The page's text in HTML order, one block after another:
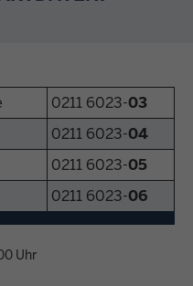
0211 6023-03
0211 6023-04
0211 6023-05
0211 6023-06
Uhr